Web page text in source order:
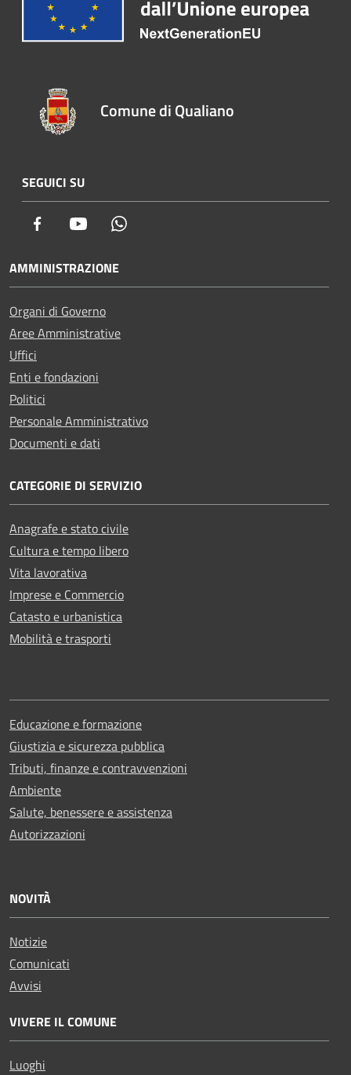
Comune di Qualiano
SEGUICI SU
Facebook Youtube
AMMINISTRAZIONE
Organi di Governo
Aree Amministrative
Uffici
Enti e fondazioni
Politici
Personale Amministrativo
Documenti e dati
CATEGORIE DI SERVIZIO
Anagrafe e stato civile
Cultura e tempo libero
Vita lavorativa
Imprese e Commercio
Catasto e urbanistica
Mobilità e trasporti
Educazione e formazione
Giustizia e sicurezza pubblica
Tributi, finanze e contravvenzioni
Ambiente
Salute, benessere e assistenza
Autorizzazioni
NOVITÀ
Notizie
Comunicati
Avvisi
VIVERE IL COMUNE
Luoghi